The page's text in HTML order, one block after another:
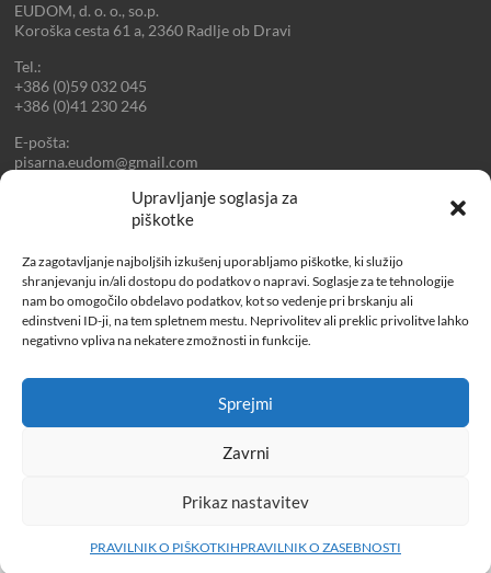
Upravljanje soglasja za
piškotke
Za zagotavljanje najboljših izkušenj uporabljamo piškotke, ki služijo
shranjevanju in/ali dostopu do podatkov o napravi. Soglasje za te tehnologije
nam bo omogočilo obdelavo podatkov, kot so vedenje pri brskanju ali
edinstveni ID-ji, na tem spletnem mestu. Neprivolitev ali preklic privolitve lahko
negativno vpliva na nekatere zmožnosti in funkcije.
Sprejmi
Zavrni
Prikaz nastavitev
PRAVILNIK O PIŠKOTKIHPRAVILNIK O ZASEBNOSTI
EUDOM, d. o. o., so.p.
Koroška cesta 61 a, 2360 Radlje ob Dravi
Tel.:
+386 (0)59 032 045
+386 (0)41 230 246
E-pošta:
pisarna.eudom@gmail.com
EUDOM JE DRUŽBENO
ODGOVORNO PODJETJE
Naše vrednote so:
Uporaba naprednih ljudem prijaznih tehnologij.
Krepitev stroke z inženirsko radovednostjo in sinergijskim
povezovanjem strokovnih znanj.
Trajnostni razvoj posebej na področju učinkovite rabe energije,
by:WordPress.